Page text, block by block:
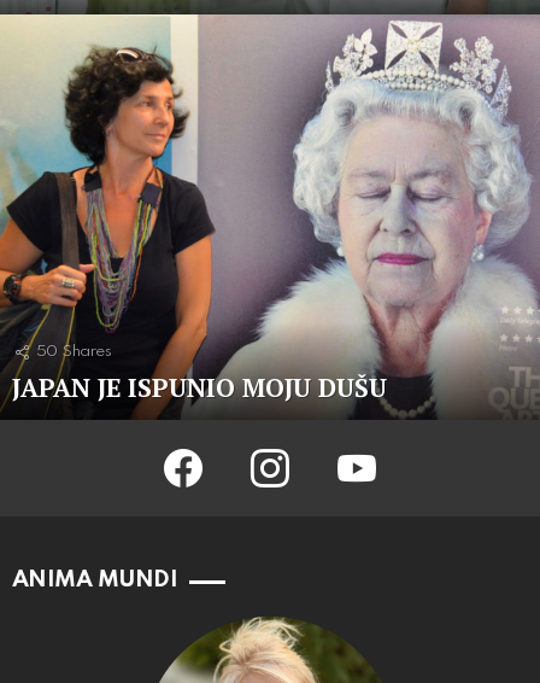
50 Shares
JAPAN JE ISPUNIO MOJU DUŠU
facebook instagram youtube
ANIMA MUNDI